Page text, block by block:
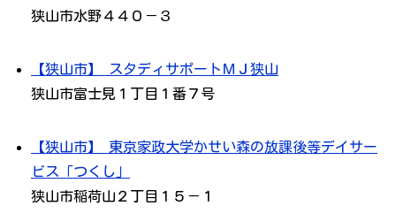
狭山市水野４４０－３
【狭山市】 スタディサポートＭＪ狭山
狭山市富士見１丁目１番７号
【狭山市】 東京家政大学かせい森の放課後等デイサー
ビス「つくし」
狭山市稲荷山２丁目１５－１